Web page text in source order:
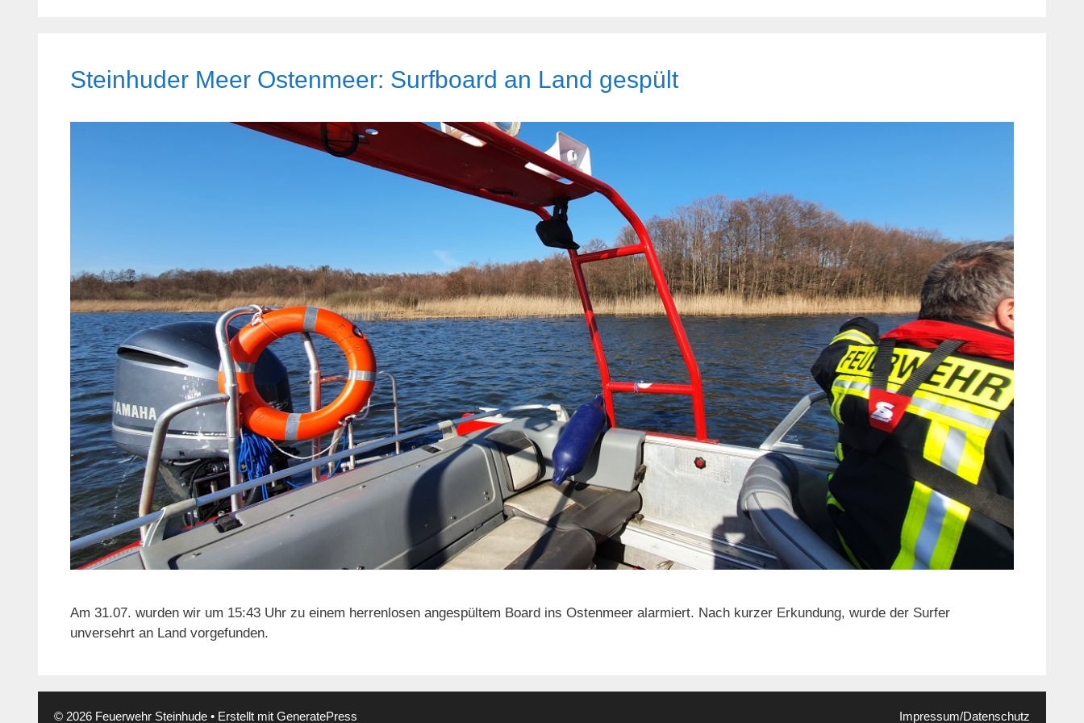
Steinhuder Meer Ostenmeer: Surfboard an Land gespült
Am 31.07. wurden wir um 15:43 Uhr zu einem herrenlosen angespültem Board ins Ostenmeer alarmiert. Nach kurzer Erkundung, wurde der Surfer
unversehrt an Land vorgefunden.
Impressum/Datenschutz
© 2026 Feuerwehr Steinhude • Erstellt mit GeneratePress